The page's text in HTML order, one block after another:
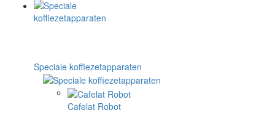
Speciale koffiezetapparaten
Cafelat Robot